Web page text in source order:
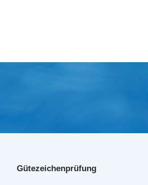
Gütezeichen­prüfung